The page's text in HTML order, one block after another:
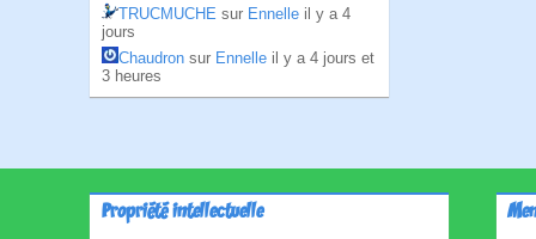
TRUCMUCHE sur Ennelle il y a 4
jours
Chaudron sur Ennelle il y a 4 jours et
3 heures
Propriété intellectuelle